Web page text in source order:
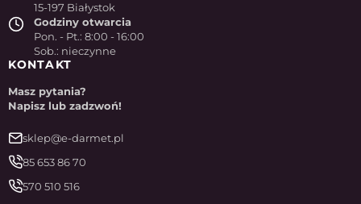
15-197 Białystok
Godziny otwarcia
Pon. - Pt.: 8:00 - 16:00
Sob.: nieczynne
KONTAKT
Masz pytania?
Napisz lub zadzwoń!
sklep@e-darmet.pl
85 653 86 70
570 510 516